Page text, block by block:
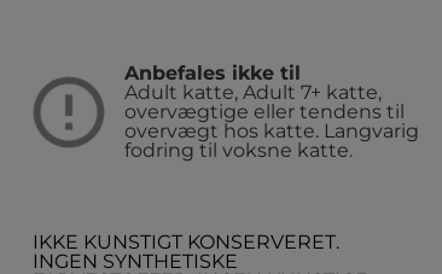
Anbefales ikke til
Adult katte, Adult 7+ katte,
overvægtige eller tendens til
overvægt hos katte. Langvarig
fodring til voksne katte.
IKKE KUNSTIGT KONSERVERET.
INGEN SYNTHETISKE